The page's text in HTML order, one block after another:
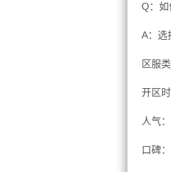
Q：如
A：选
区服
开区
人气
口碑